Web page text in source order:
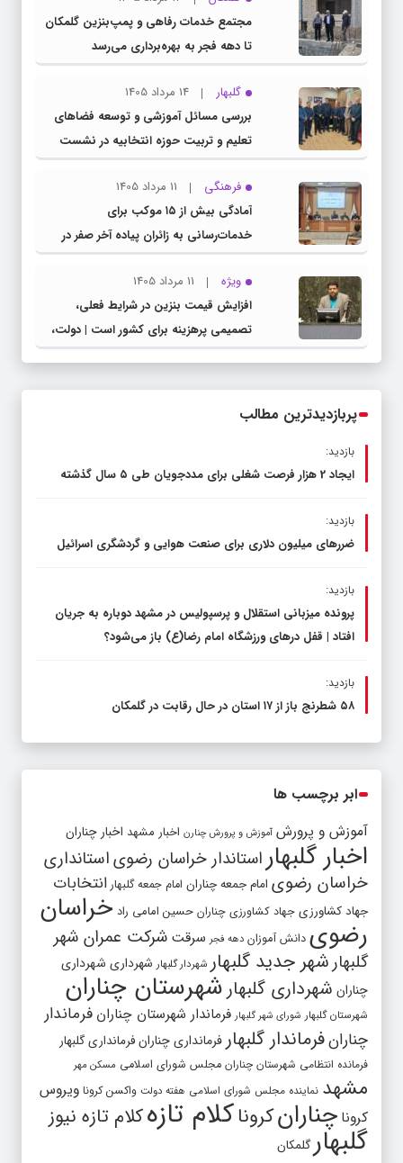
مجتمع خدمات رفاهی و پمپ‌بنزین گلمکان
تا دهه فجر به بهره‌برداری می‌رسد
گلبهار
14 مرداد 1405
بررسی مسائل آموزشی و توسعه فضاهای
تعلیم و تربیت حوزه انتخابیه در نشست
مشترک عضو کمیسیون آموزش مجلس با
مدیرکل آموزش و پرورش خراسان رضوی
فرهنگی
11 مرداد 1405
آمادگی بیش از ۱۵ موکب برای
خدمات‌رسانی به زائران پیاده آخر صفر در
شهرستان چناران
ویژه
11 مرداد 1405
افزایش قیمت بنزین در شرایط فعلی،
تصمیمی پرهزینه برای کشور است | دولت،
قاچاق سوخت و عوامل اصلی ناترازی را
پربازدیدترین مطالب
بازدید:
ایجاد 2 هزار فرصت شغلی برای مددجویان طی ۵ سال گذشته
بازدید:
ضررهای میلیون دلاری برای صنعت هوایی و گردشگری اسرائیل
بازدید:
پرونده میزبانی استقلال و پرسپولیس در مشهد دوباره به جریان
افتاد | قفل در‌های ورزشگاه امام رضا(ع) باز می‌شود؟
بازدید:
۵۸ شطرنج‌ باز از ۱۷ استان در حال رقابت در گلمکان
ابر برچسب ها
آموزش و پرورش آموزش و پرورش چنارن اخبار مشهد اخبار چناران
اخبار گلبهار استاندار خراسان رضویاستانداری
خراسان رضوی امام جمعه چناران امام جمعه گلبهار انتخابات
جهاد کشاورزی جهاد کشاورزی چناران حسین امامی راد خراسان
رضوی دانش آموزان دهه فجر سرقت شرکت عمران شهر
گلبهارشهر جدید گلبهار شهردار گلبهار شهرداری شهرداری
چناران شهرداری گلبهار شهرستان چناران
شهرستان گلبهار شورای شهر گلبهار فرماندار شهرستان چناران فرماندار
چنارانفرماندار گلبهار فرمانداری چنارانفرمانداری گلبهار
فرمانده انتظامی شهرستان چناران مجلس شورای اسلامی مسکن مهر
مشهد نماینده مجلس شورای اسلامی هفته دولت واکسن کرونا ویروس
کرونا چنارانکروناکلام تازهکلام تازه نیوز
گلبهارگلمکان